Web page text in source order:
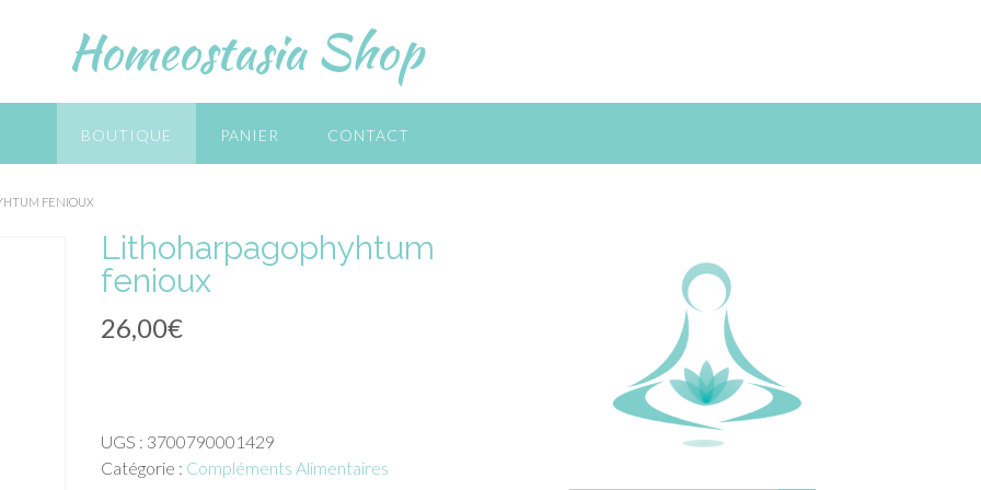
Homeostasia Shop
BOUTIQUE PANIER CONTACT
FENIOUX
Lithoharpagophyhtum
fenioux
26,00€
UGS : 3700790001429
Catégorie : Compléments Alimentaires